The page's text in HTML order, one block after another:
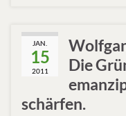
JAN.
15
2011
Die
schärfen.